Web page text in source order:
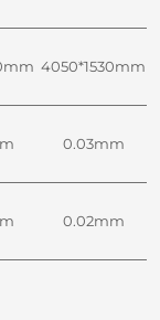
4050*1530mm
0.03mm
0.02mm